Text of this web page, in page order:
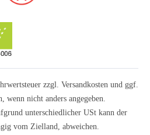
zzgl. Versandkosten und ggf.
wenn nicht anders angegeben.
unterschiedlicher USt kann der
vom Zielland, abweichen.